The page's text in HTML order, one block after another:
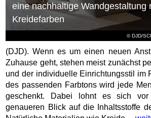
© DJD/
eine nachhaltige Wandgestaltung
Kreidefarben
(DJD). Wenn es um einen neuen
Zuhause geht, stehen meist zunächst
und der individuelle Einrichtungsstil im
des passenden Farbtons wird jede
geschenkt. Dabei lohnt es sich
genaueren Blick auf die Inhaltsstoffe